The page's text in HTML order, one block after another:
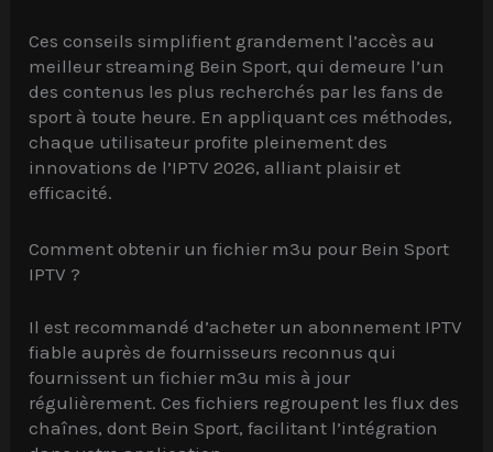
Ces conseils simplifient grandement l’accès au
meilleur streaming Bein Sport, qui demeure l’un
des contenus les plus recherchés par les fans de
sport à toute heure. En appliquant ces méthodes,
chaque utilisateur profite pleinement des
innovations de l’IPTV 2026, alliant plaisir et
efficacité.
Comment obtenir un fichier m3u pour Bein Sport
IPTV ?
Il est recommandé d’acheter un abonnement IPTV
fiable auprès de fournisseurs reconnus qui
fournissent un fichier m3u mis à jour
régulièrement. Ces fichiers regroupent les flux des
chaînes, dont Bein Sport, facilitant l’intégration